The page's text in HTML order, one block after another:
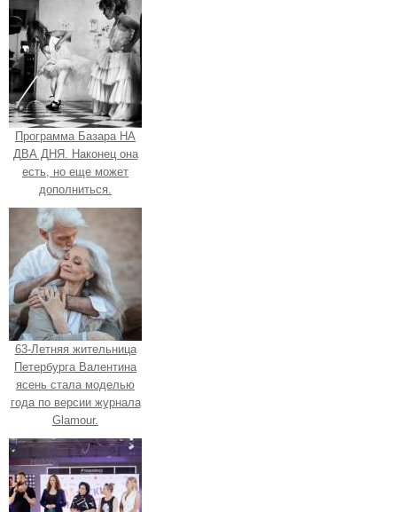
Программа Базара НА
ДВА ДНЯ. Наконец она
есть, но еще может
дополниться.
63-Летняя жительница
Петербурга Валентина
ясень стала моделью
года по версии журнала
Glamour.